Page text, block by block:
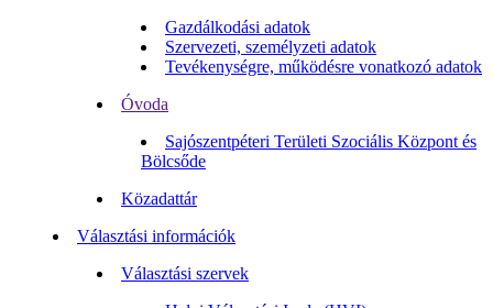
Gazdálkodási adatok
Szervezeti, személyzeti adatok
Tevékenységre, működésre vonatkozó adatok
Óvoda
Sajószentpéteri Területi Szociális Központ és
Bölcsőde
Közadattár
Választási információk
Választási szervek